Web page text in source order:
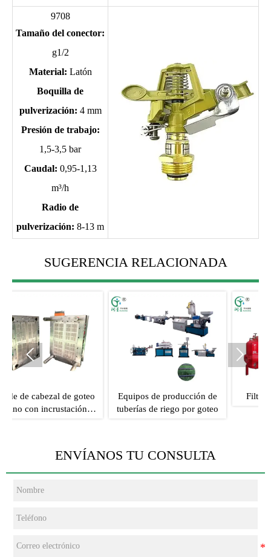
9708
Tamaño del conector:
g1/2
Material: Latón
Boquilla de
pulverización: 4 mm
Presión de trabajo:
1,5-3,5 bar
Caudal: 0,95-1,13
m³/h
Radio de
pulverización: 8-13 m
SUGERENCIA RELACIONADA
Equipos de producción de
tuberías de riego por goteo
Filtro de arena de malla
 
ENVÍANOS TU CONSULTA